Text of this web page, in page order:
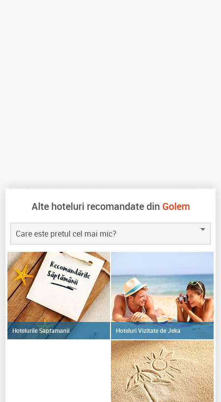
Alte hoteluri recomandate din Golem
Care este pretul cel mai mic?
Hotelurile Saptamanii Hoteluri Vizitate de Jeka